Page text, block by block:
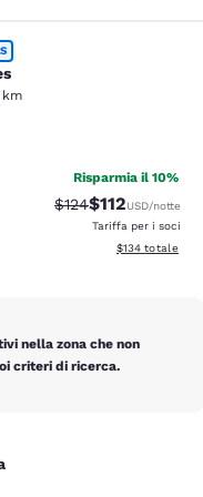
km
Buono. 20 recensioni
Risparmia il 10%
Tariffa di
$124Tariffa
$112USD/notte
Tariffa per i soci
Visualizza i
$134 totale
nella zona che non
criteri di ricerca.